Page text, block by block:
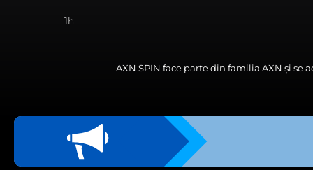
1h
AXN SPIN face parte din familia AXN și
Vezi aici politica de